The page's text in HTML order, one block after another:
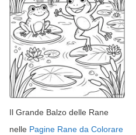
Il Grande Balzo delle Rane
nelle Pagine Rane da Colorare